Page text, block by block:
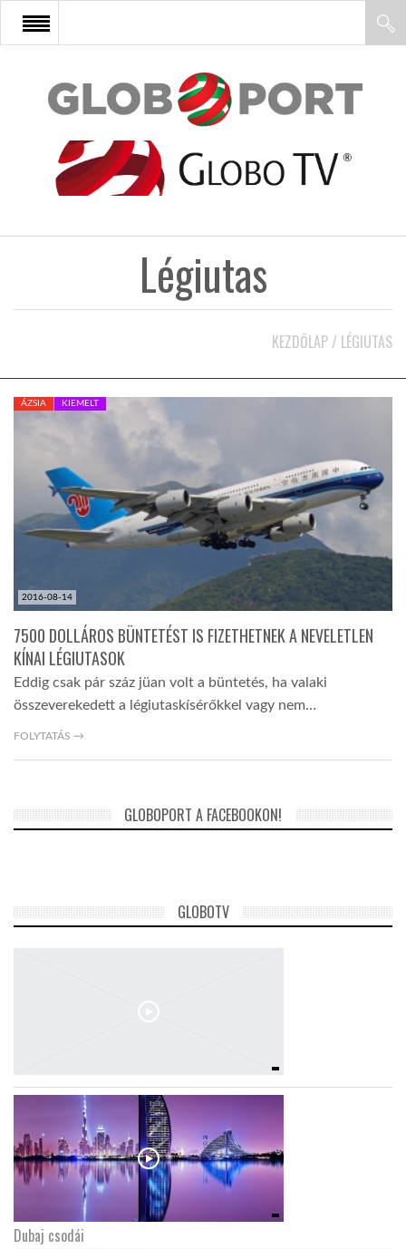
FŐOLDAL
AFRIKA
AUSZTRÁLIA
GLOBOTV BP
GLOBOTV
GLOBOZSARU
DOBRAVERO.HU
Légiutas
KEZDŐLAP / LÉGIUTAS
2016-08-14
ÁZSIA KIEMELT
7500 DOLLÁROS BÜNTETÉST IS FIZETHETNEK A NEVELETLEN
KÍNAI LÉGIUTASOK
Eddig csak pár száz jüan volt a büntetés, ha valaki
összeverekedett a légiutaskísérőkkel vagy nem…
FOLYTATÁS →
GLOBOPORT A FACEBOOKON!
GLOBOTV
Dubaj csodái